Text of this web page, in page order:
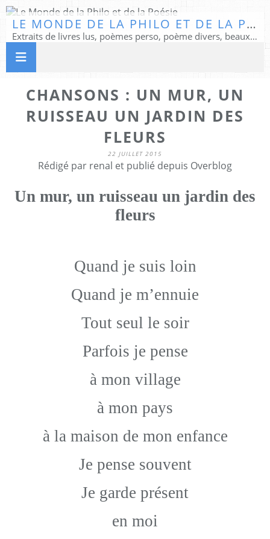
LE MONDE DE LA PHILO ET DE LA POÉSIE
Extraits de livres lus, poèmes perso, poème divers, beaux textes...
CHANSONS : UN MUR, UN
RUISSEAU UN JARDIN DES
FLEURS
22 JUILLET 2015
Rédigé par renal et publié depuis Overblog
Un mur, un ruisseau un jardin des
fleurs
Quand je suis loin
Quand je m’ennuie
Tout seul le soir
Parfois je pense
à mon village
à mon pays
à la maison de mon enfance
Je pense souvent
Je garde présent
en moi